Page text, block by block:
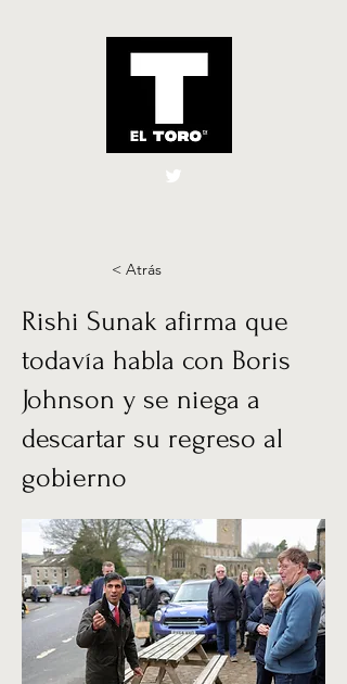
El Toro España
< Atrás
Rishi Sunak afirma que
todavía habla con Boris
Johnson y se niega a
descartar su regreso al
gobierno